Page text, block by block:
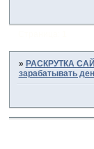
» РАСКРУТКА
зарабатывать